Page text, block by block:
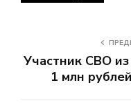
Участник СВО
1 млн